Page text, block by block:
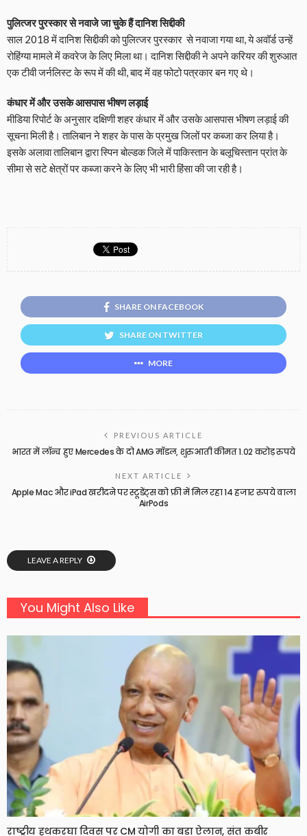
पुलित्जर पुरस्कार से नवाजे जा चुके हैं दानिश सिद्दीकी
साल 2018 में दानिश सिद्दीकी को पुलित्जर पुरस्कार से नवाजा गया था, ये अवॉर्ड उन्हें
रोहिंग्या मामले में कवरेज के लिए मिला था। दानिश सिद्दीकी ने अपने करियर की शुरुआत
एक टीवी जर्नलिस्ट के रूप में की थी, बाद में वह फोटो पत्रकार बन गए थे।
कंधार में और उसके आसपास भीषण लड़ाई
मीडिया रिपोर्ट के अनुसार दक्षिणी शहर कंधार में और उसके आसपास भीषण लड़ाई की
सूचना मिली है। तालिबान ने शहर के पास के प्रमुख जिलों पर कब्जा कर लिया है।
इसके अलावा तालिबान द्वारा स्पिन बोल्डक जिले में पाकिस्तान के बलूचिस्तान प्रांत के
सीमा से सटे क्षेत्रों पर कब्जा करने के लिए भी भारी हिंसा की जा रही है।
SHARE ON FACEBOOK
SHARE ON TWITTER
MORE
PREVIOUS ARTICLE
भारत में लॉन्च हुए Mercedes के दो AMG मॉडल, शुरुआती कीमत 1.02 करोड़ रुपये
NEXT ARTICLE
Apple Mac और iPad खरीदने पर स्टूडेंट्स को फ्री में मिल रहा 14 हजार रुपये वाला
AirPods
LEAVE A REPLY
You Might Also Like
राष्ट्रीय हथकरघा दिवस पर CM योगी का बड़ा ऐलान, संत कबीर